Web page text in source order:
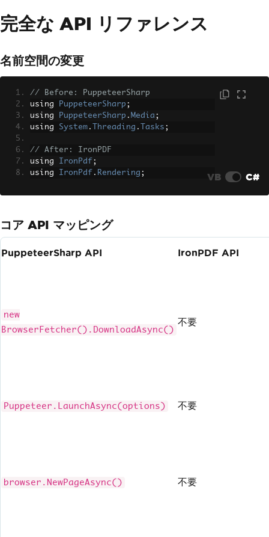
完全な API リファレンス
名前空間の変更
// Before: PuppeteerSharp
using
PuppeteerSharp ;
using
PuppeteerSharp . Media ;
using System . Threading . Tasks ;
// After: IronPDF
using IronPdf ;
using IronPdf . Rendering ; VB C#
コア API マッピング
PuppeteerSharp API IronPDF API
new
BrowserFetcher().DownloadAsync()
不要
Puppeteer.LaunchAsync(options) 不要
browser.NewPageAsync() 不要